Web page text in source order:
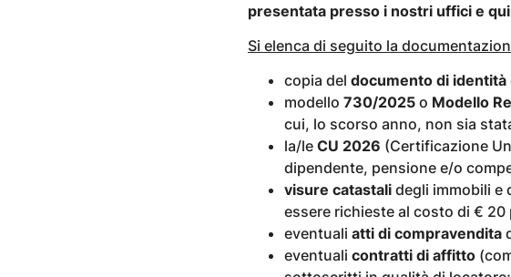
presentata presso i nostri uffici e
Si elenca di seguito la
copia del documento di identità
modello 730/2025 o Modello
cui, lo scorso anno, non sia
la/le CU 2026 (Certificazione
dipendente, pensione e/o
visure catastali degli immobili e
essere richieste al costo di € 20
eventuali atti di compravendita
eventuali contratti di affitto